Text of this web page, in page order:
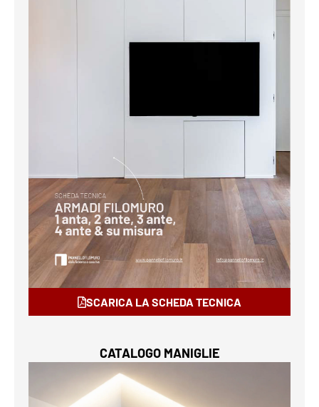
SCARICA LA SCHEDA TECNICA
CATALOGO MANIGLIE